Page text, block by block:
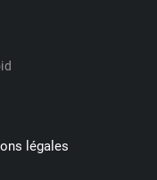
légales